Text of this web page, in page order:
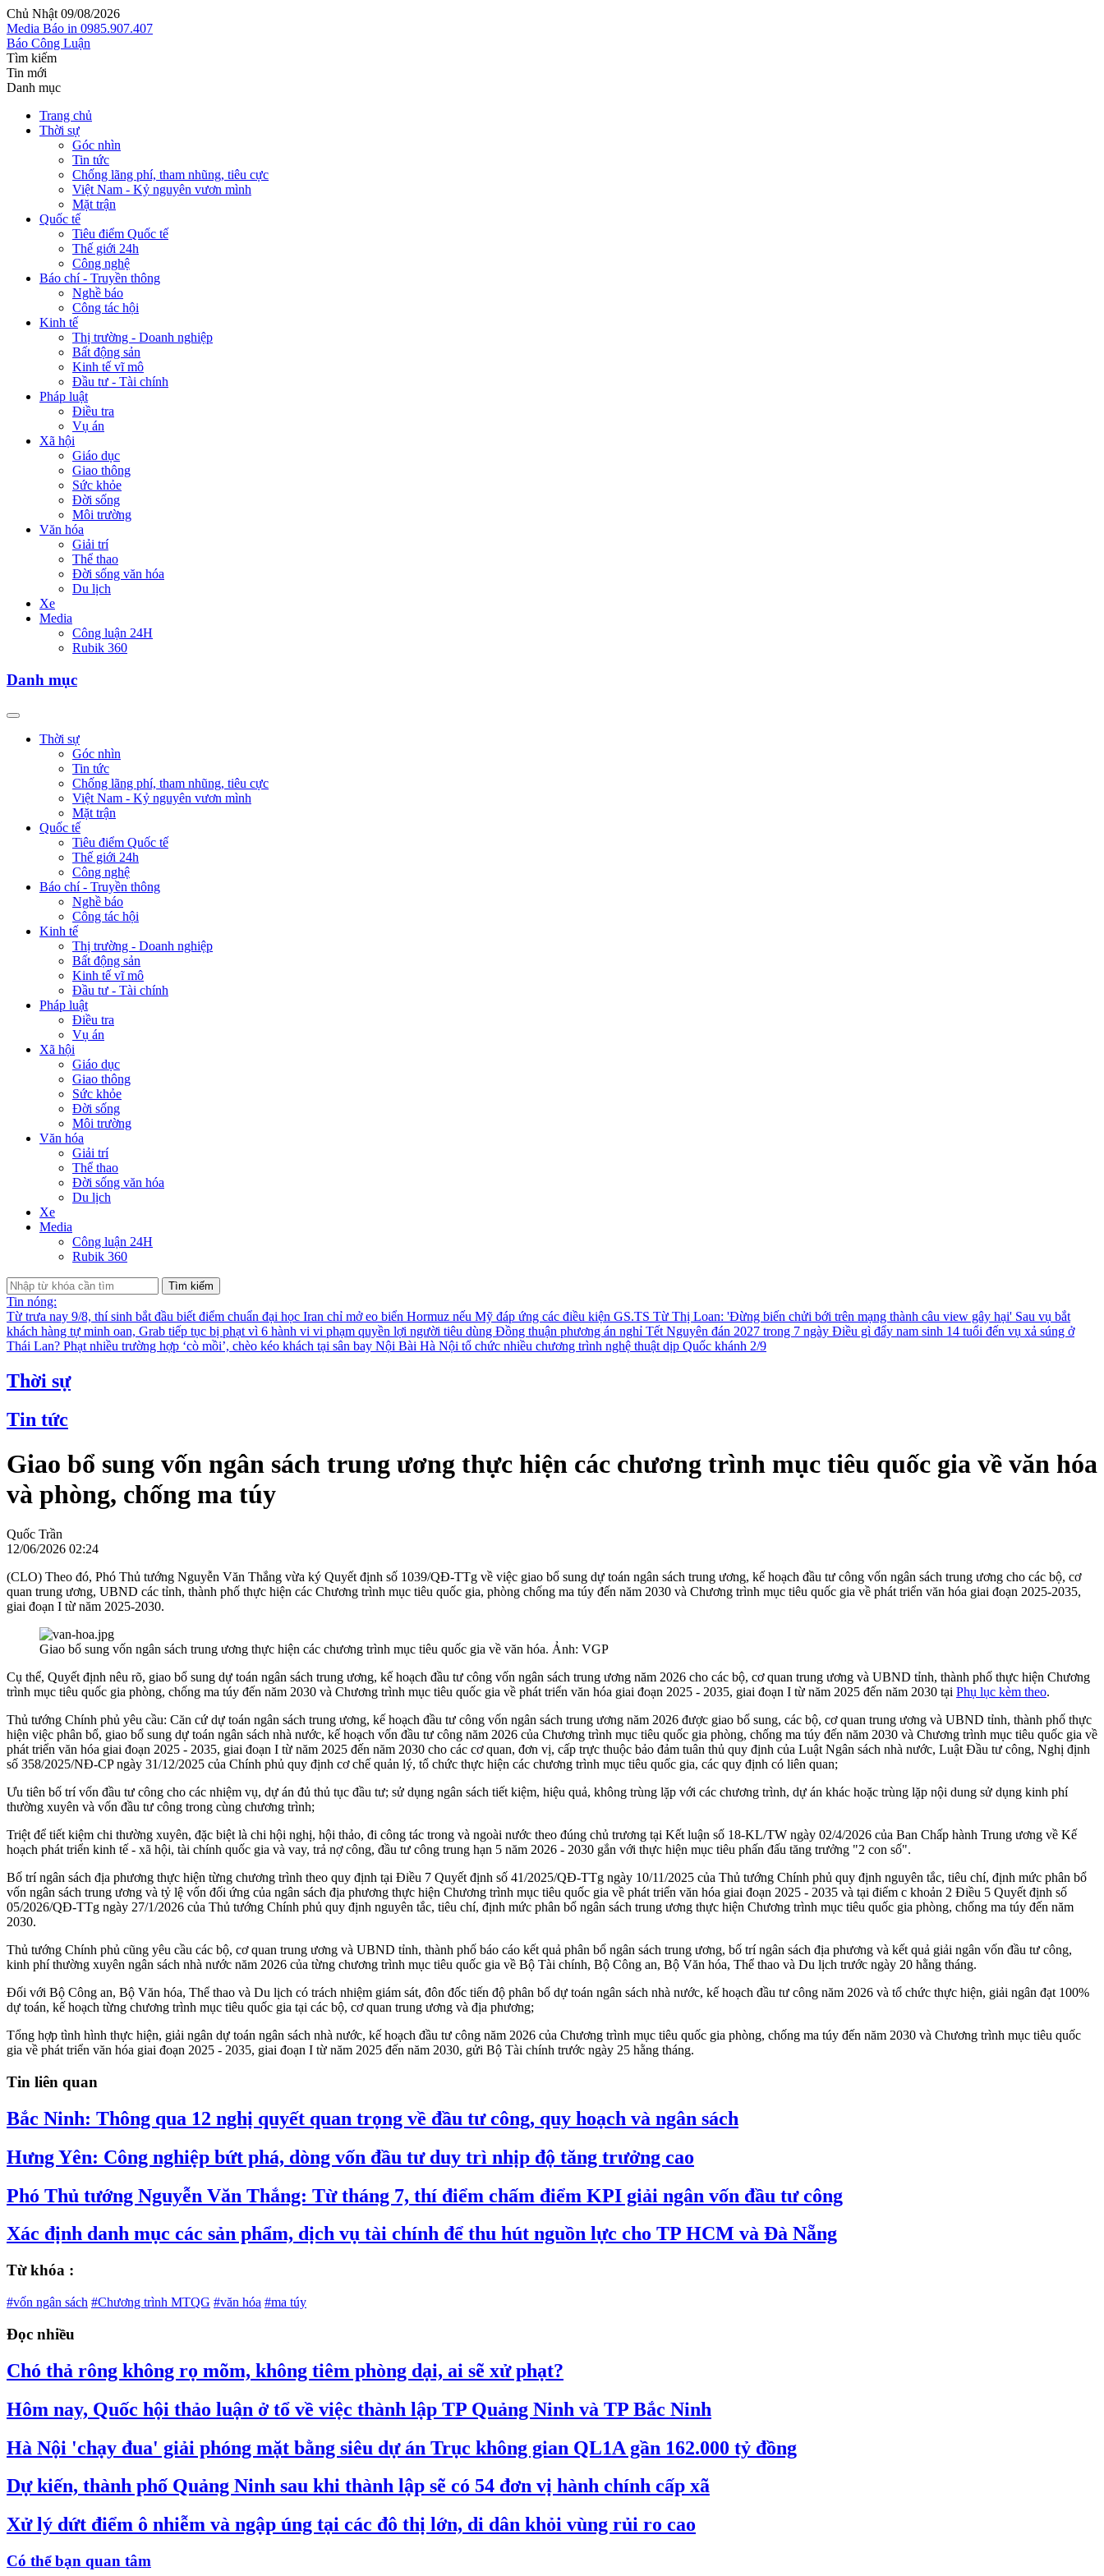
Chủ Nhật 09/08/2026
Media Báo in 0985.907.407
Báo Công Luận
Tìm kiếm
Tin mới
Danh mục
Trang chủ
Thời sự
Góc nhìn
Tin tức
Chống lãng phí, tham nhũng, tiêu cực
Việt Nam - Kỷ nguyên vươn mình
Mặt trận
Quốc tế
Tiêu điểm Quốc tế
Thế giới 24h
Công nghệ
Báo chí - Truyền thông
Nghề báo
Công tác hội
Kinh tế
Thị trường - Doanh nghiệp
Bất động sản
Kinh tế vĩ mô
Đầu tư - Tài chính
Pháp luật
Điều tra
Vụ án
Xã hội
Giáo dục
Giao thông
Sức khỏe
Đời sống
Môi trường
Văn hóa
Giải trí
Thể thao
Đời sống văn hóa
Du lịch
Xe
Media
Công luận 24H
Rubik 360
Danh mục
Thời sự
Góc nhìn
Tin tức
Chống lãng phí, tham nhũng, tiêu cực
Việt Nam - Kỷ nguyên vươn mình
Mặt trận
Quốc tế
Tiêu điểm Quốc tế
Thế giới 24h
Công nghệ
Báo chí - Truyền thông
Nghề báo
Công tác hội
Kinh tế
Thị trường - Doanh nghiệp
Bất động sản
Kinh tế vĩ mô
Đầu tư - Tài chính
Pháp luật
Điều tra
Vụ án
Xã hội
Giáo dục
Giao thông
Sức khỏe
Đời sống
Môi trường
Văn hóa
Giải trí
Thể thao
Đời sống văn hóa
Du lịch
Xe
Media
Công luận 24H
Rubik 360
Tìm kiếm
Tin nóng:
Từ trưa nay 9/8, thí sinh bắt đầu biết điểm chuẩn đại học Iran chỉ mở eo biển Hormuz nếu Mỹ đáp ứng các điều kiện GS.TS Từ Thị Loan: 'Đừng biến chửi bới trên mạng thành câu view gây hại' Sau vụ bắt
khách hàng tự minh oan, Grab tiếp tục bị phạt vì 6 hành vi vi phạm quyền lợi người tiêu dùng Đồng thuận phương án nghỉ Tết Nguyên đán 2027 trong 7 ngày Điều gì đẩy nam sinh 14 tuổi đến vụ xả súng ở
Thái Lan? Phạt nhiều trường hợp ‘cò mồi’, chèo kéo khách tại sân bay Nội Bài Hà Nội tổ chức nhiều chương trình nghệ thuật dịp Quốc khánh 2/9
Thời sự
Tin tức
Giao bổ sung vốn ngân sách trung ương thực hiện các chương trình mục tiêu quốc gia về văn hóa
và phòng, chống ma túy
Quốc Trần
12/06/2026 02:24
(CLO) Theo đó, Phó Thủ tướng Nguyễn Văn Thắng vừa ký Quyết định số 1039/QĐ-TTg về việc giao bổ sung dự toán ngân sách trung ương, kế hoạch đầu tư công vốn ngân sách trung ương cho các bộ, cơ
quan trung ương, UBND các tỉnh, thành phố thực hiện các Chương trình mục tiêu quốc gia, phòng chống ma túy đến năm 2030 và Chương trình mục tiêu quốc gia về phát triển văn hóa giai đoạn 2025-2035,
giai đoạn I từ năm 2025-2030.
Giao bổ sung vốn ngân sách trung ương thực hiện các chương trình mục tiêu quốc gia về văn hóa. Ảnh: VGP
Cụ thể, Quyết định nêu rõ, giao bổ sung dự toán ngân sách trung ương, kế hoạch đầu tư công vốn ngân sách trung ương năm 2026 cho các bộ, cơ quan trung ương và UBND tỉnh, thành phố thực hiện Chương
trình mục tiêu quốc gia phòng, chống ma túy đến năm 2030 và Chương trình mục tiêu quốc gia về phát triển văn hóa giai đoạn 2025 - 2035, giai đoạn I từ năm 2025 đến năm 2030 tại Phụ lục kèm theo.
Thủ tướng Chính phủ yêu cầu: Căn cứ dự toán ngân sách trung ương, kế hoạch đầu tư công vốn ngân sách trung ương năm 2026 được giao bổ sung, các bộ, cơ quan trung ương và UBND tỉnh, thành phố thực
hiện việc phân bổ, giao bổ sung dự toán ngân sách nhà nước, kế hoạch vốn đầu tư công năm 2026 của Chương trình mục tiêu quốc gia phòng, chống ma túy đến năm 2030 và Chương trình mục tiêu quốc gia về
phát triển văn hóa giai đoạn 2025 - 2035, giai đoạn I từ năm 2025 đến năm 2030 cho các cơ quan, đơn vị, cấp trực thuộc bảo đảm tuân thủ quy định của Luật Ngân sách nhà nước, Luật Đầu tư công, Nghị định
số 358/2025/NĐ-CP ngày 31/12/2025 của Chính phủ quy định cơ chế quản lý, tổ chức thực hiện các chương trình mục tiêu quốc gia, các quy định có liên quan;
Ưu tiên bố trí vốn đầu tư công cho các nhiệm vụ, dự án đủ thủ tục đầu tư; sử dụng ngân sách tiết kiệm, hiệu quả, không trùng lặp với các chương trình, dự án khác hoặc trùng lặp nội dung sử dụng kinh phí
thường xuyên và vốn đầu tư công trong cùng chương trình;
Triệt để tiết kiệm chi thường xuyên, đặc biệt là chi hội nghị, hội thảo, đi công tác trong và ngoài nước theo đúng chủ trương tại Kết luận số 18-KL/TW ngày 02/4/2026 của Ban Chấp hành Trung ương về Kế
hoạch phát triển kinh tế - xã hội, tài chính quốc gia và vay, trả nợ công, đầu tư công trung hạn 5 năm 2026 - 2030 gắn với thực hiện mục tiêu phấn đấu tăng trưởng "2 con số".
Bố trí ngân sách địa phương thực hiện từng chương trình theo quy định tại Điều 7 Quyết định số 41/2025/QĐ-TTg ngày 10/11/2025 của Thủ tướng Chính phủ quy định nguyên tắc, tiêu chí, định mức phân bổ
vốn ngân sách trung ương và tỷ lệ vốn đối ứng của ngân sách địa phương thực hiện Chương trình mục tiêu quốc gia về phát triển văn hóa giai đoạn 2025 - 2035 và tại điểm c khoản 2 Điều 5 Quyết định số
05/2026/QĐ-TTg ngày 27/1/2026 của Thủ tướng Chính phủ quy định nguyên tắc, tiêu chí, định mức phân bổ ngân sách trung ương thực hiện Chương trình mục tiêu quốc gia phòng, chống ma túy đến năm
2030.
Thủ tướng Chính phủ cũng yêu cầu các bộ, cơ quan trung ương và UBND tỉnh, thành phố báo cáo kết quả phân bổ ngân sách trung ương, bố trí ngân sách địa phương và kết quả giải ngân vốn đầu tư công,
kinh phí thường xuyên ngân sách nhà nước năm 2026 của từng chương trình mục tiêu quốc gia về Bộ Tài chính, Bộ Công an, Bộ Văn hóa, Thể thao và Du lịch trước ngày 20 hằng tháng.
Đối với Bộ Công an, Bộ Văn hóa, Thể thao và Du lịch có trách nhiệm giám sát, đôn đốc tiến độ phân bổ dự toán ngân sách nhà nước, kế hoạch đầu tư công năm 2026 và tổ chức thực hiện, giải ngân đạt 100%
dự toán, kế hoạch từng chương trình mục tiêu quốc gia tại các bộ, cơ quan trung ương và địa phương;
Tổng hợp tình hình thực hiện, giải ngân dự toán ngân sách nhà nước, kế hoạch đầu tư công năm 2026 của Chương trình mục tiêu quốc gia phòng, chống ma túy đến năm 2030 và Chương trình mục tiêu quốc
gia về phát triển văn hóa giai đoạn 2025 - 2035, giai đoạn I từ năm 2025 đến năm 2030, gửi Bộ Tài chính trước ngày 25 hằng tháng.
Tin liên quan
Bắc Ninh: Thông qua 12 nghị quyết quan trọng về đầu tư công, quy hoạch và ngân sách
Hưng Yên: Công nghiệp bứt phá, dòng vốn đầu tư duy trì nhịp độ tăng trưởng cao
Phó Thủ tướng Nguyễn Văn Thắng: Từ tháng 7, thí điểm chấm điểm KPI giải ngân vốn đầu tư công
Xác định danh mục các sản phẩm, dịch vụ tài chính để thu hút nguồn lực cho TP HCM và Đà Nẵng
Từ khóa :
#vốn ngân sách #Chương trình MTQG #văn hóa #ma túy
Đọc nhiều
Chó thả rông không rọ mõm, không tiêm phòng dại, ai sẽ xử phạt?
Hôm nay, Quốc hội thảo luận ở tổ về việc thành lập TP Quảng Ninh và TP Bắc Ninh
Hà Nội 'chạy đua' giải phóng mặt bằng siêu dự án Trục không gian QL1A gần 162.000 tỷ đồng
Dự kiến, thành phố Quảng Ninh sau khi thành lập sẽ có 54 đơn vị hành chính cấp xã
Xử lý dứt điểm ô nhiễm và ngập úng tại các đô thị lớn, di dân khỏi vùng rủi ro cao
Có thể bạn quan tâm